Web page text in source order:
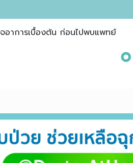
าการเบื้องต้น ก่อนไปพบแพทย์